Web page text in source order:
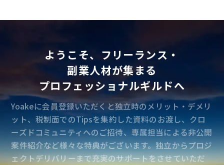
ようこそ、フリーランス・
副業人材が集まる
プロフェッショナルギルドへ
Yoakeに会員登録いただくと独立時のメリット・デメリ
ット、税制面でのTipsを集約した資料のお渡し、クロ
ーズドコミュニティへのご招待、専属担当による非公開
案件紹介など様々な特典がございます。独立からプロジ
ェクトデリバリーまで充実のサポートをさせていただ